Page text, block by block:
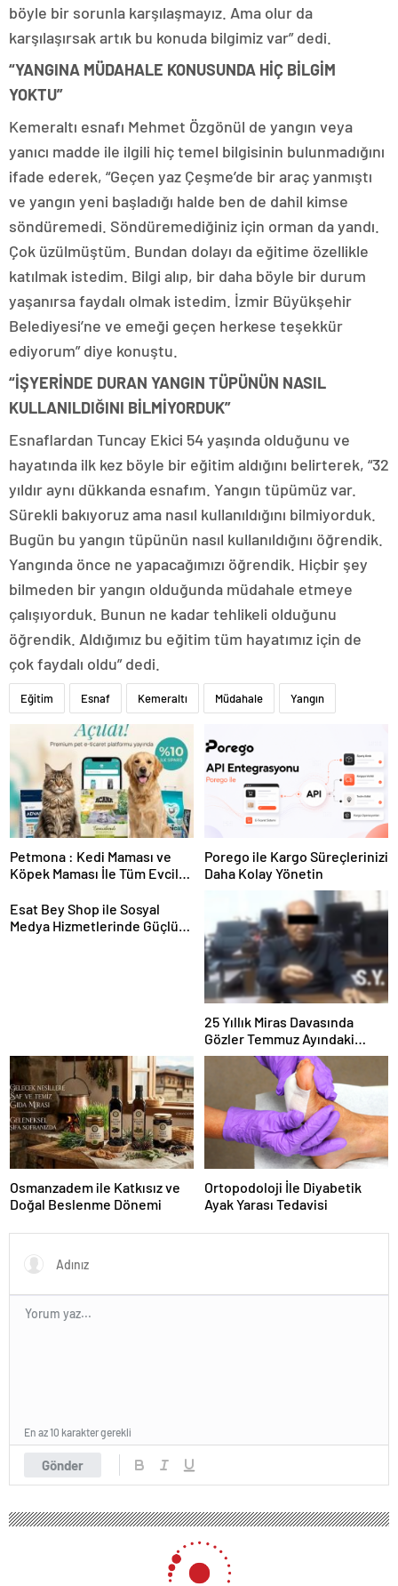
böyle bir sorunla karşılaşmayız. Ama olur da
karşılaşırsak artık bu konuda bilgimiz var” dedi.
“YANGINA MÜDAHALE KONUSUNDA HİÇ BİLGİM
YOKTU”
Kemeraltı esnafı Mehmet Özgönül de yangın veya
yanıcı madde ile ilgili hiç temel bilgisinin bulunmadığını
ifade ederek, “Geçen yaz Çeşme’de bir araç yanmıştı
ve yangın yeni başladığı halde ben de dahil kimse
söndüremedi. Söndüremediğiniz için orman da yandı.
Çok üzülmüştüm. Bundan dolayı da eğitime özellikle
katılmak istedim. Bilgi alıp, bir daha böyle bir durum
yaşanırsa faydalı olmak istedim. İzmir Büyükşehir
Belediyesi’ne ve emeği geçen herkese teşekkür
ediyorum” diye konuştu.
“İŞYERİNDE DURAN YANGIN TÜPÜNÜN NASIL
KULLANILDIĞINI BİLMİYORDUK”
Esnaflardan Tuncay Ekici 54 yaşında olduğunu ve
hayatında ilk kez böyle bir eğitim aldığını belirterek, “32
yıldır aynı dükkanda esnafım. Yangın tüpümüz var.
Sürekli bakıyoruz ama nasıl kullanıldığını bilmiyorduk.
Bugün bu yangın tüpünün nasıl kullanıldığını öğrendik.
Yangında önce ne yapacağımızı öğrendik. Hiçbir şey
bilmeden bir yangın olduğunda müdahale etmeye
çalışıyorduk. Bunun ne kadar tehlikeli olduğunu
öğrendik. Aldığımız bu eğitim tüm hayatımız için de
çok faydalı oldu” dedi.
Eğitim Esnaf Kemeraltı Müdahale Yangın
Petmona : Kedi Maması ve
Köpek Maması İle Tüm Evcil
Porego ile Kargo Süreçlerinizi
Daha Kolay Yönetin
Esat Bey Shop ile Sosyal
Medya Hizmetlerinde Güçlü
25 Yıllık Miras Davasında
Gözler Temmuz Ayındaki
Karar Duruşmasına Çevrildi
Osmanzadem ile Katkısız ve
Doğal Beslenme Dönemi
Ortopodoloji İle Diyabetik
Ayak Yarası Tedavisi
Gönder
En az 10 karakter gerekli